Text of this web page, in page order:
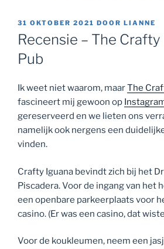
GEPLAATST
OP
31 OKTOBER 2021 DOOR LIANNE
Recensie – The
Pub
Ik weet niet waarom, maarThe
fascineert mij gewoon op
gereserveerd en we lieten ons
namelijk ook nergens een
vinden.
Crafty Iguana bevindt zich bij het
Piscadera. Voor de ingang van het
een openbare parkeerplaats voor
casino. (Er was een casino, dat
Voor de koukleumen, neem een